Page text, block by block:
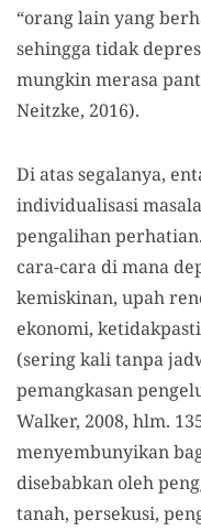
“orang lain yang
sehingga tidak
mungkin merasa
Neitzke, 2016).
Di atas segalanya,
individualisasi
pengalihan
cara-cara di mana
kemiskinan, upah
ekonomi,
(sering kali tanpa
pemangkasan
Walker, 2008, hlm.
menyembunyikan
disebabkan oleh
tanah, persekusi,